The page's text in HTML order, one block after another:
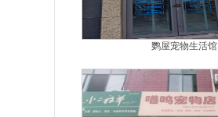
鹦屋宠物生活馆